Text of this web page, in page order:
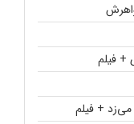
+ فیلم
+ فیلم